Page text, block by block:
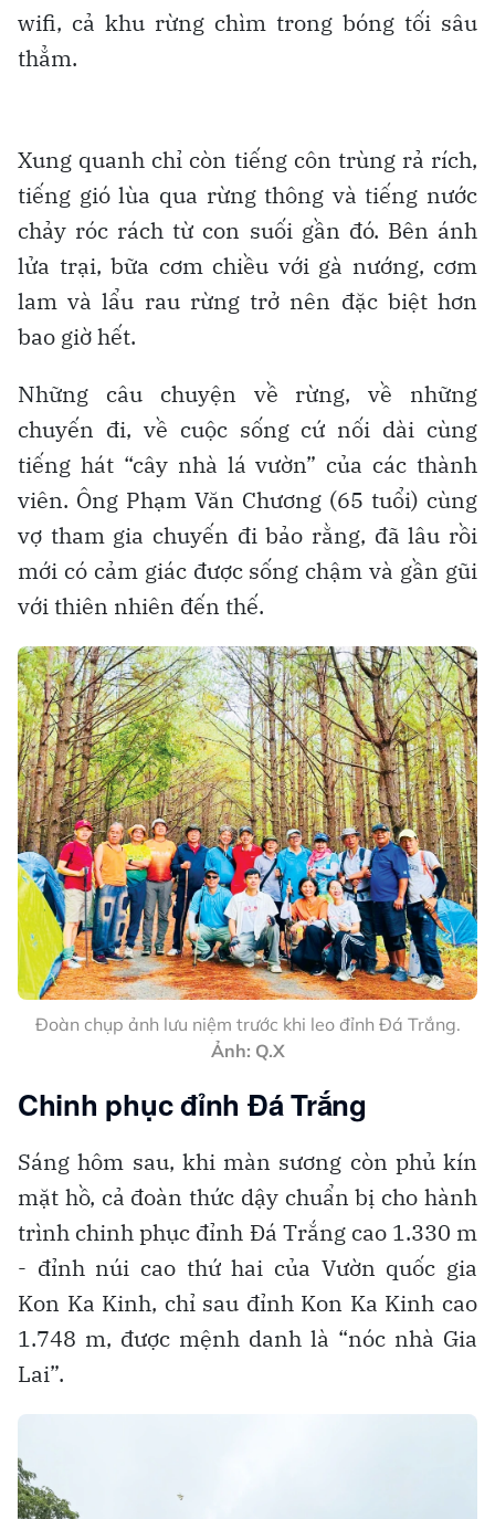
wifi, cả khu rừng chìm trong bóng tối sâu
thẳm.
Xung quanh chỉ còn tiếng côn trùng rả rích,
tiếng gió lùa qua rừng thông và tiếng nước
chảy róc rách từ con suối gần đó. Bên ánh
lửa trại, bữa cơm chiều với gà nướng, cơm
lam và lẩu rau rừng trở nên đặc biệt hơn
bao giờ hết.
Những câu chuyện về rừng, về những
chuyến đi, về cuộc sống cứ nối dài cùng
tiếng hát “cây nhà lá vườn” của các thành
viên. Ông Phạm Văn Chương (65 tuổi) cùng
vợ tham gia chuyến đi bảo rằng, đã lâu rồi
mới có cảm giác được sống chậm và gần gũi
với thiên nhiên đến thế.
Đoàn chụp ảnh lưu niệm trước khi leo đỉnh Đá Trắng.
Ảnh: Q.X
Chinh phục đỉnh Đá Trắng
Sáng hôm sau, khi màn sương còn phủ kín
mặt hồ, cả đoàn thức dậy chuẩn bị cho hành
trình chinh phục đỉnh Đá Trắng cao 1.330 m
- đỉnh núi cao thứ hai của Vườn quốc gia
Kon Ka Kinh, chỉ sau đỉnh Kon Ka Kinh cao
1.748 m, được mệnh danh là “nóc nhà Gia
Lai”.